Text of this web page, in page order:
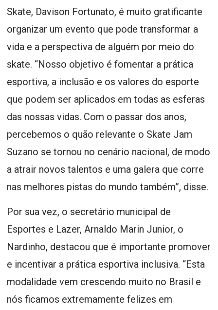
Skate, Davison Fortunato, é muito gratificante
organizar um evento que pode transformar a
vida e a perspectiva de alguém por meio do
skate. “Nosso objetivo é fomentar a prática
esportiva, a inclusão e os valores do esporte
que podem ser aplicados em todas as esferas
das nossas vidas. Com o passar dos anos,
percebemos o quão relevante o Skate Jam
Suzano se tornou no cenário nacional, de modo
a atrair novos talentos e uma galera que corre
nas melhores pistas do mundo também”, disse.
Por sua vez, o secretário municipal de
Esportes e Lazer, Arnaldo Marin Junior, o
Nardinho, destacou que é importante promover
e incentivar a prática esportiva inclusiva. “Esta
modalidade vem crescendo muito no Brasil e
nós ficamos extremamente felizes em